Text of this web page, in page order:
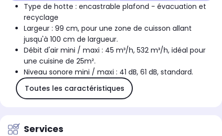
Type de hotte : encastrable plafond - évacuation et
recyclage
Largeur : 99 cm, pour une zone de cuisson allant
jusqu'à 100 cm de largueur.
Débit d'air mini / maxi : 45 m³/h, 532 m³/h, idéal pour
une cuisine de 25m².
Niveau sonore mini / maxi : 41 dB, 61 dB, standard.
Toutes les caractéristiques
Services